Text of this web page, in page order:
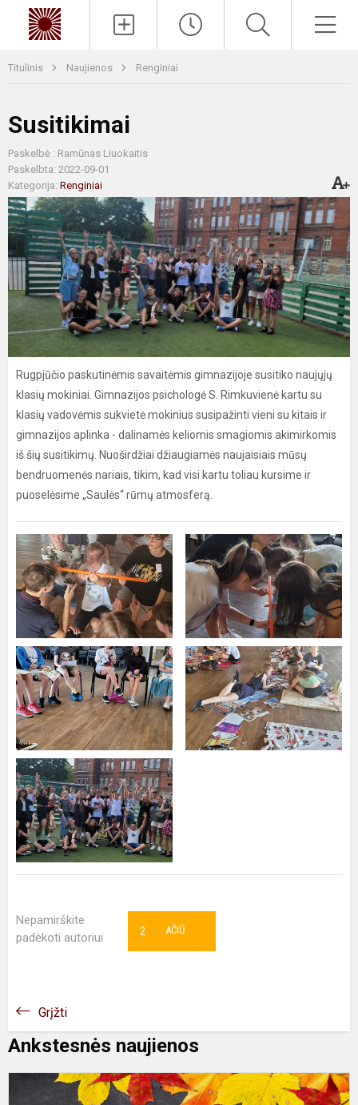
Titulinis Naujienos Renginiai
Susitikimai
Paskelbė : Ramūnas Liuokaitis
Paskelbta: 2022-09-01
Kategorija: Renginiai
Rugpjūčio paskutinėmis savaitėmis gimnazijoje susitiko naujųjų
klasių mokiniai. Gimnazijos psichologė S. Rimkuvienė kartu su
klasių vadovėmis sukvietė mokinius susipažinti vieni su kitais ir
gimnazijos aplinka - dalinamės keliomis smagiomis akimirkomis
iš šių susitikimų. Nuoširdžiai džiaugiamės naujaisiais mūsų
bendruomenės nariais, tikim, kad visi kartu toliau kursime ir
puoselėsime „Saulės“ rūmų atmosferą.
Nepamirškite
padėkoti autoriui
AČIŪ
2
Grįžti
Ankstesnės naujienos